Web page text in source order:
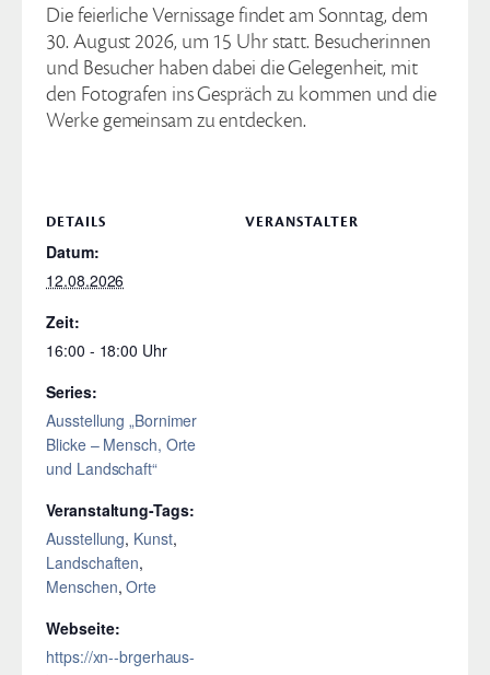
Die feierliche Vernissage findet am Sonntag, dem
30. August 2026, um 15 Uhr statt. Besucherinnen
und Besucher haben dabei die Gelegenheit, mit
den Fotografen ins Gespräch zu kommen und die
Werke gemeinsam zu entdecken.
DETAILS
Datum:
12.08.2026
Zeit:
16:00 - 18:00
Series:
Ausstellung „Bornimer
Blicke – Mensch, Orte
und Landschaft“
Veranstaltung-Tags:
Ausstellung, Kunst,
Landschaften,
Menschen,Orte
Webseite:
https://xn--brgerhaus-
VERANSTALTER